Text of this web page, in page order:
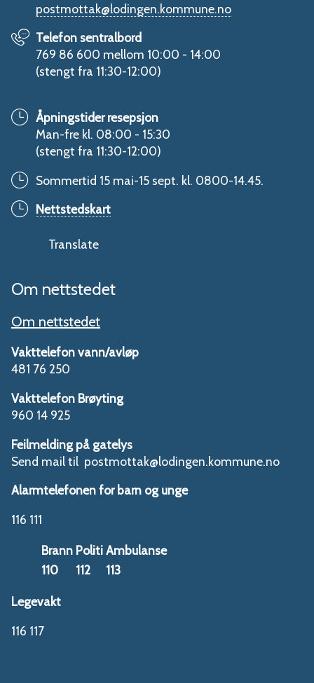
postmottak@lodingen.kommune.no
Telefon sentralbord
769 86 600 mellom 10:00 - 14:00
(stengt fra 11:30-12:00)
Åpningstider resepsjon
Man-fre kl. 08:00 - 15:30
(stengt fra 11:30-12:00)
Sommertid 15 mai-15 sept. kl. 0800-14.45.
Nettstedskart
Translate
Om nettstedet
Om nettstedet
Vakttelefon vann/avløp
481 76 250
Vakttelefon Brøyting
960 14 925
Feilmelding på gatelys
Send mail til postmottak@lodingen.kommune.no
Alarmtelefonen for barn og unge
116 111
Brann PolitiAmbulanse
110
112 113
Legevakt
116 117